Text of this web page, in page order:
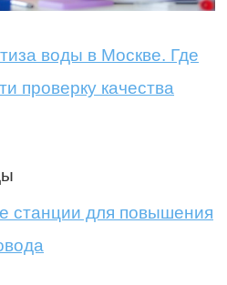
воды в Москве. Где
проверку качества